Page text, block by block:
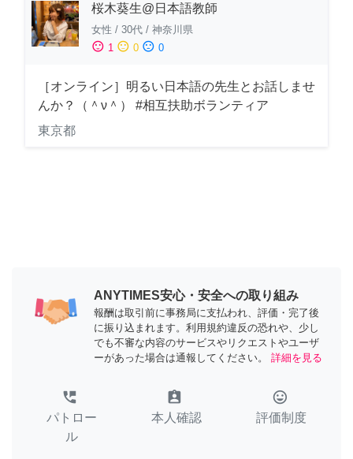
桜木葵生@日本語教師
女性 / 30代 / 神奈川県
sentiment_satisfied 1 sentiment_neutral 0 sentiment_dissatisfied 0
［オンライン］明るい日本語の先生とお話しませ
んか？（＾ν＾） #相互扶助ボランティア
東京都
ANYTIMES安心・安全への取り組み
報酬は取引前に事務局に支払われ、評価・完了後
に振り込まれます。利用規約違反の恐れや、少し
でも不審な内容のサービスやリクエストやユーザ
ーがあった場合は通報してください。
詳細を見る
perm_phone_msg
パトロー
ル
assignment_ind
本人確認
tag_faces
評価制度